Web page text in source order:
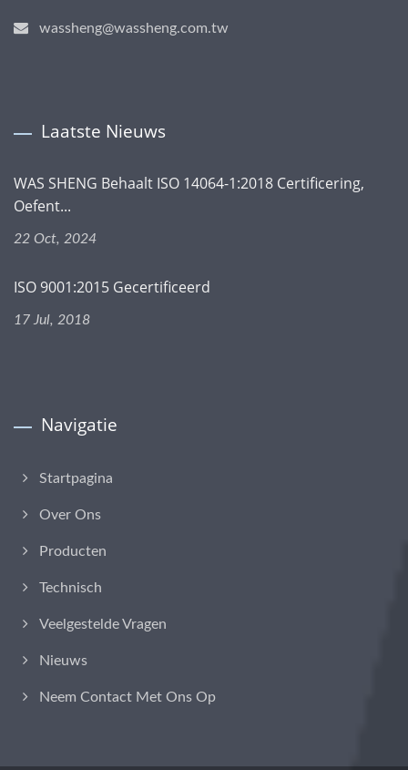
wassheng@wassheng.com.tw
Laatste Nieuws
WAS SHENG Behaalt ISO 14064-1:2018 Certificering,
Oefent...
22 Oct, 2024
ISO 9001:2015 Gecertificeerd
17 Jul, 2018
Navigatie
Startpagina
Over Ons
Producten
Technisch
Veelgestelde Vragen
Nieuws
Neem Contact Met Ons Op